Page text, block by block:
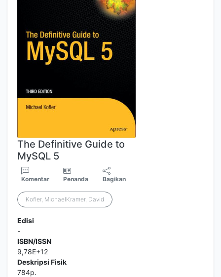
The Definitive Guide to
MySQL 5
Komentar Penanda Bagikan
Kofler, MichaelKramer, David
Edisi
-
ISBN/ISSN
9,78E+12
Deskripsi Fisik
784p.